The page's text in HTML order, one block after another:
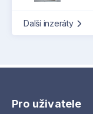
Další inzeráty
Pro uživatele